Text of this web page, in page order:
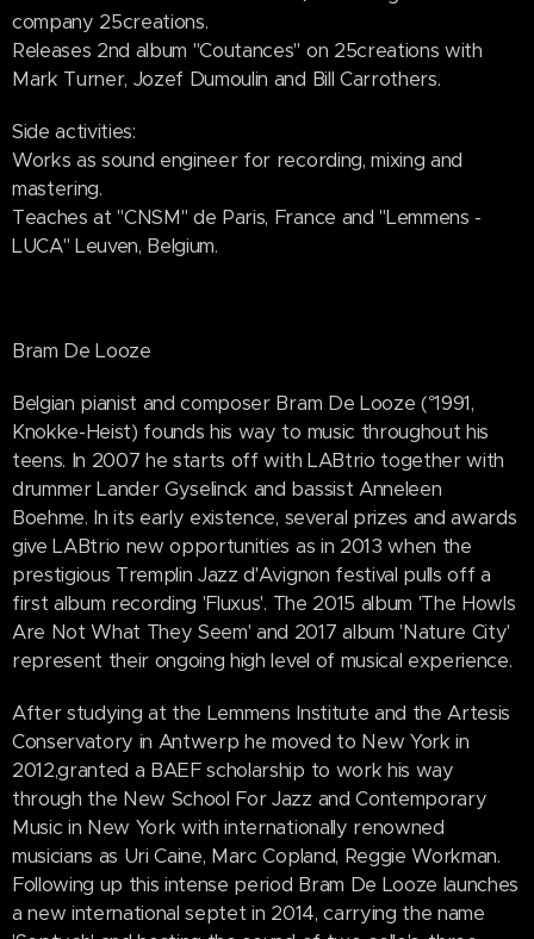
company 25creations.
Releases 2nd album "Coutances" on 25creations with
Mark Turner, Jozef Dumoulin and Bill Carrothers.
Side activities:
Works as sound engineer for recording, mixing and
mastering.
Teaches at "CNSM" de Paris, France and "Lemmens -
LUCA" Leuven, Belgium.
Bram De Looze
Belgian pianist and composer Bram De Looze (°1991,
Knokke-Heist) founds his way to music throughout his
teens. In 2007 he starts off with LABtrio together with
drummer Lander Gyselinck and bassist Anneleen
Boehme. In its early existence, several prizes and awards
give LABtrio new opportunities as in 2013 when the
prestigious Tremplin Jazz d'Avignon festival pulls off a
first album recording 'Fluxus'. The 2015 album 'The Howls
Are Not What They Seem' and 2017 album 'Nature City'
represent their ongoing high level of musical experience.
After studying at the Lemmens Institute and the Artesis
Conservatory in Antwerp he moved to New York in
2012,granted a BAEF scholarship to work his way
through the New School For Jazz and Contemporary
Music in New York with in­ternationally renowned
musicians as Uri Caine, Marc Copland, Reggie Workman.
Following up this intense period Bram De Looze launches
a new international septet in 2014, carrying the name